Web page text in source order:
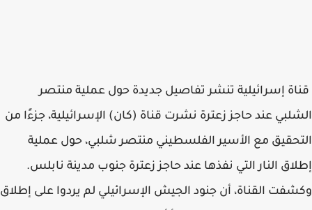
قناة إسرائيلية تنشر تفاصيل جديدة حول عملية منتصر
الشلبي عند حاجز زعترة نشرت قناة (كان) الإسرائيلية، جزءًا من
التحقيق مع الأسير الفلسطيني منتصر شلبي، حول عملية
إطلاق النار التي نفذها عند حاجز زعترة جنوب مدينة نابلس.
وكشفت القناة، أن جنود الجيش الإسرائيلي لم يردوا على إطلاق